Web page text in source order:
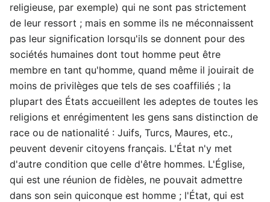
religieuse, par exemple) qui ne sont pas strictement
de leur ressort ; mais en somme ils ne méconnaissent
pas leur signification lorsqu'ils se donnent pour des
sociétés humaines dont tout homme peut être
membre en tant qu'homme, quand même il jouirait de
moins de privilèges que tels de ses coaffiliés ; la
plupart des États accueillent les adeptes de toutes les
religions et enrégimentent les gens sans distinction de
race ou de nationalité : Juifs, Turcs, Maures, etc.,
peuvent devenir citoyens français. L'État n'y met
d'autre condition que celle d'être hommes. L'Église,
qui est une réunion de fidèles, ne pouvait admettre
dans son sein quiconque est homme ; l'État, qui est